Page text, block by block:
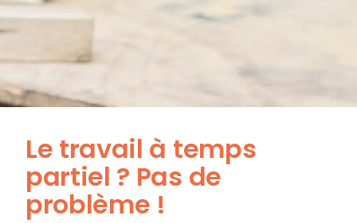
Le travail à temps
partiel ? Pas de
problème !